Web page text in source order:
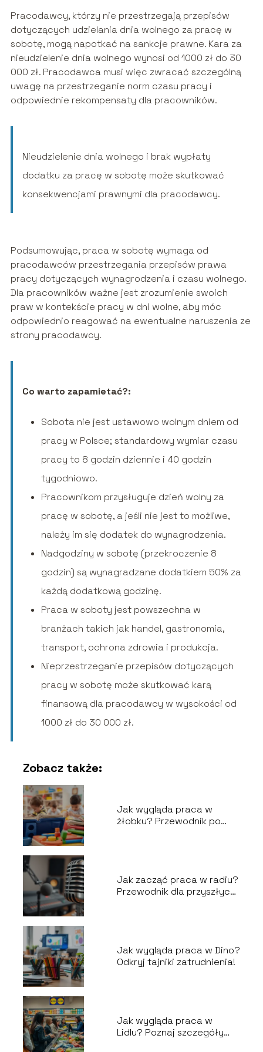
Pracodawcy, którzy nie przestrzegają przepisów
dotyczących udzielania dnia wolnego za pracę w
sobotę, mogą napotkać na sankcje prawne. Kara za
nieudzielenie dnia wolnego wynosi od 1000 zł do 30
000 zł. Pracodawca musi więc zwracać szczególną
uwagę na przestrzeganie norm czasu pracy i
odpowiednie rekompensaty dla pracowników.
Nieudzielenie dnia wolnego i brak wypłaty
dodatku za pracę w sobotę może skutkować
konsekwencjami prawnymi dla pracodawcy.
Podsumowując, praca w sobotę wymaga od
pracodawców przestrzegania przepisów prawa
pracy dotyczących wynagrodzenia i czasu wolnego.
Dla pracowników ważne jest zrozumienie swoich
praw w kontekście pracy w dni wolne, aby móc
odpowiednio reagować na ewentualne naruszenia ze
strony pracodawcy.
Co warto zapamietać?:
Sobota nie jest ustawowo wolnym dniem od
pracy w Polsce; standardowy wymiar czasu
pracy to 8 godzin dziennie i 40 godzin
tygodniowo.
Pracownikom przysługuje dzień wolny za
pracę w sobotę, a jeśli nie jest to możliwe,
należy im się dodatek do wynagrodzenia.
Nadgodziny w sobotę (przekroczenie 8
godzin) są wynagradzane dodatkiem 50% za
każdą dodatkową godzinę.
Praca w soboty jest powszechna w
branżach takich jak handel, gastronomia,
transport, ochrona zdrowia i produkcja.
Nieprzestrzeganie przepisów dotyczących
pracy w sobotę może skutkować karą
finansową dla pracodawcy w wysokości od
1000 zł do 30 000 zł.
Zobacz także:
Jak wygląda praca w
żłobku? Przewodnik po
Jak zacząć praca w radiu?
Przewodnik dla przyszłych
Jak wygląda praca w Dino?
Odkryj tajniki zatrudnienia!
Jak wygląda praca w
Lidlu? Poznaj szczegóły